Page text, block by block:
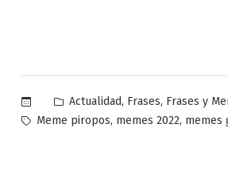
Publicado
en
Actualidad, Frases, Frases y
Etiquetas:
Meme piropos, memes 2022, memes